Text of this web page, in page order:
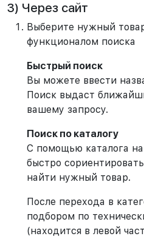
3) Через сайт
Выберите нужный
функционалом поиска
Быстрый поиск
Вы можете ввести
Поиск выдаст
вашему запросу.
Поиск по каталогу
С помощью каталога
быстро
найти нужный товар.
После перехода в
подбором по
(находится в левой